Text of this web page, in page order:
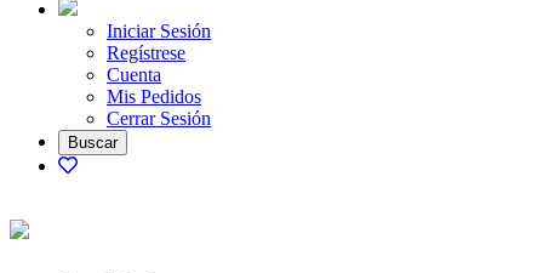
Iniciar Sesión
Regístrese
Cuenta
Mis Pedidos
Cerrar Sesión